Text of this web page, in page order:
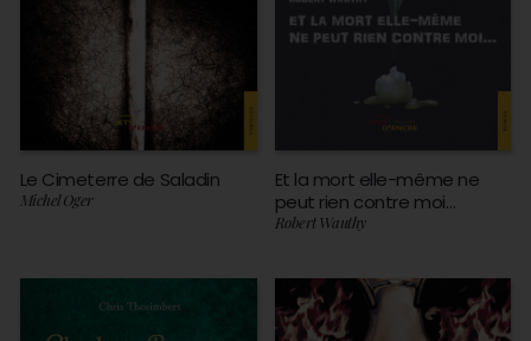
Le Cimeterre de Saladin
Michel Oger
Et la mort elle-même ne
peut rien contre moi…
Robert Wauthy